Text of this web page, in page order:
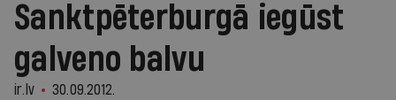
Sanktpēterburgā iegūst
galveno balvu
ir.lv 30.09.2012.